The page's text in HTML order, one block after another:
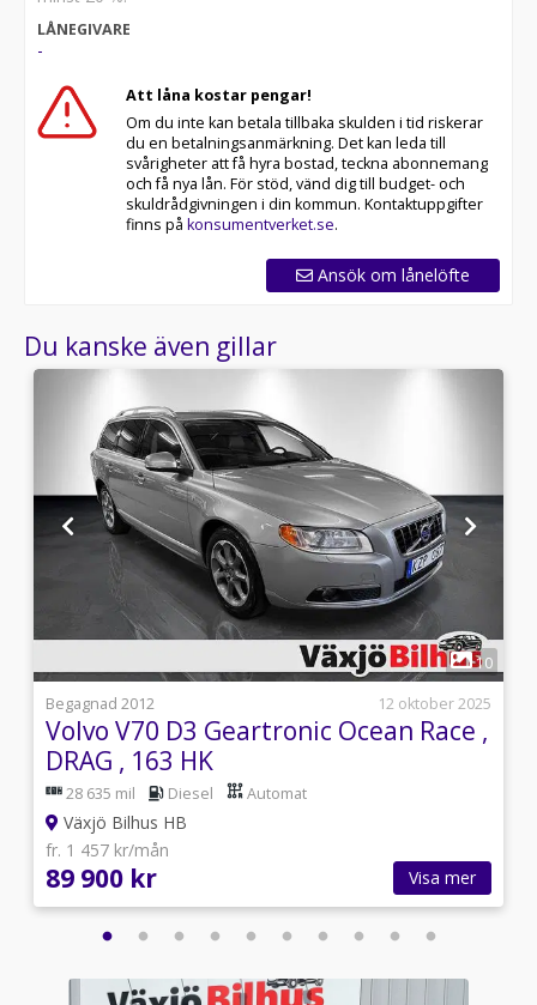
LÅNEGIVARE
-
Att låna kostar pengar!
Om du inte kan betala tillbaka skulden i tid riskerar
du en betalningsanmärkning. Det kan leda till
svårigheter att få hyra bostad, teckna abonnemang
och få nya lån. För stöd, vänd dig till budget- och
skuldrådgivningen i din kommun. Kontaktuppgifter
finns på konsumentverket.se.
Ansök om lånelöfte
Du kanske även gillar
10
Begagnad 2012
12 oktober 2025
Volvo V70 D3 Geartronic Ocean Race ,
DRAG , 163 HK
28 635 mil Diesel Automat
Växjö Bilhus HB
fr. 1 457 kr/mån
89 900 kr Visa mer